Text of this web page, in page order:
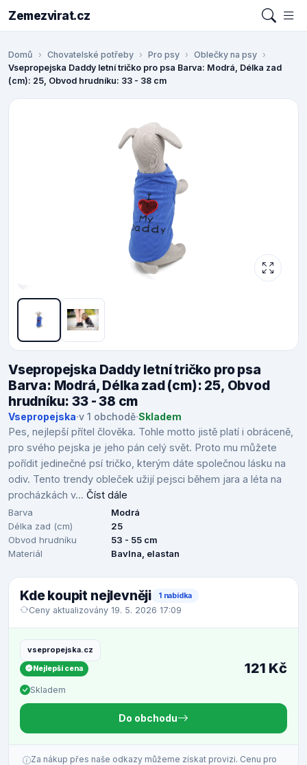
Zemezvirat.cz
Domů Chovatelské potřeby Pro psy
Oblečky na psy
Vsepropejska Daddy letní tričko pro psa Barva: Modrá, Délka zad
(cm): 25, Obvod hrudníku: 33 - 38 cm
Vsepropejska Daddy letní tričko pro psa
Barva: Modrá, Délka zad (cm): 25, Obvod
hrudníku: 33 - 38 cm
Vsepropejska·v 1 obchodě·Skladem
Pes, nejlepší přítel člověka. Tohle motto jistě platí i obráceně,
pro svého pejska je jeho pán celý svět. Proto mu můžete
pořídit jedinečné psí tričko, kterým dáte společnou lásku na
odiv. Tento trendy obleček užijí pejsci během jara a léta na
procházkách v... Číst dále
Barva
Modrá
Délka zad (cm)
25
Obvod hrudníku
53 - 55 cm
Materiál
Bavlna, elastan
Kde koupit nejlevněji 1 nabídka
Ceny aktualizovány 19. 5. 2026 17:09
vsepropejska.cz
Nejlepší cena
Skladem
121 Kč
Do obchodu
Za nákup přes naše odkazy můžeme získat provizi. Cenu pro